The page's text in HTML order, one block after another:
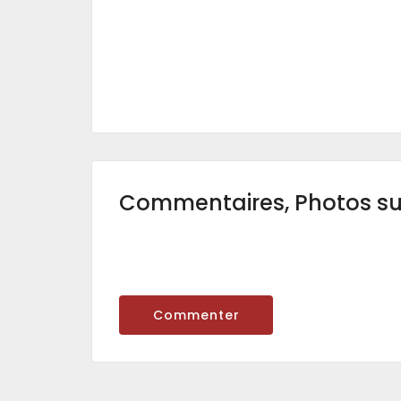
Commentaires, Photos
Commenter